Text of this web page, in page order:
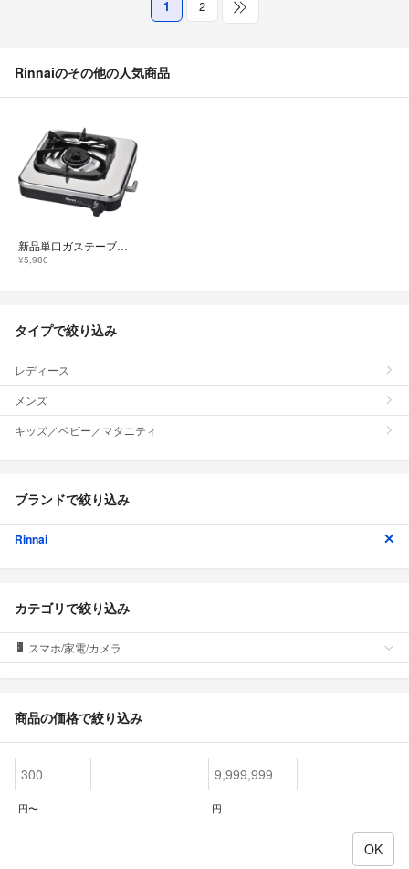
1 2
Rinnaiのその他の人気商品
新品単口ガステーブルKG-12C(LP)プロパン用
¥5,980
タイプで絞り込み
レディース
メンズ
キッズ／ベビー／マタニティ
ブランドで絞り込み
Rinnai
カテゴリで絞り込み
スマホ/家電/カメラ
商品の価格で絞り込み
円〜 円